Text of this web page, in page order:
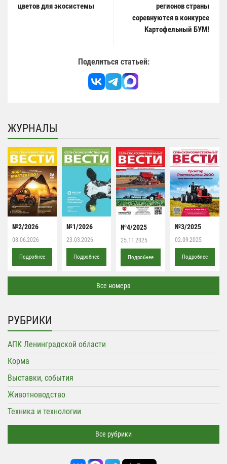
цветов для экосистемы
регионов страны
соревнуются в конкурсе
Картофельный БУМ!
Поделиться статьей:
ЖУРНАЛЫ
№2/2026
08.06.2026
Подробнее
№1/2026
23.03.2026
Подробнее
№4/2025
25.11.2025
Подробнее
№3/2025
02.09.2025
Подробнее
Все номера
РУБРИКИ
АПК Ленинградской области
Корма
Выставки, события
Животноводство
Техника и технологии
Все рубрики